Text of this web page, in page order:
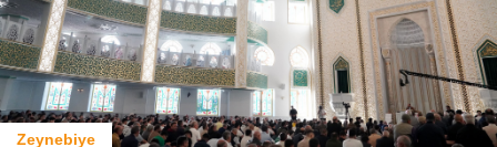
Zeynebiye